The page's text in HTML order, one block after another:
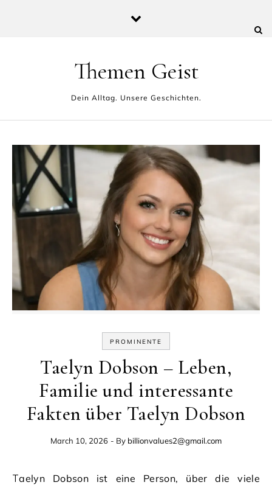
Themen Geist
Dein Alltag. Unsere Geschichten.
PROMINENTE
Taelyn Dobson – Leben,
Familie und interessante
Fakten über Taelyn Dobson
March 10, 2026 - By billionvalues2@gmail.com
Taelyn Dobson ist eine Person, über die viele